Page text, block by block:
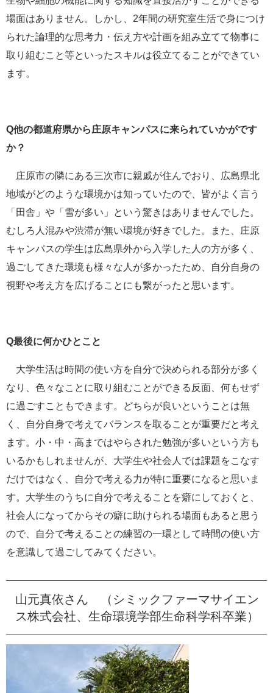
場面はありません。しかし、2年間の研究室生活で身につけ
られた論理的な思考力・伝え方や計画を組み立てて物事に
取り組むこと等といったスキルは役立てることができてい
ます。
Q他の都道府県から庄原キャンパスに来られていかがです
か？
庄原市の隣にある三次市に親戚が住んでおり、広島県北
地域がどのような環境かは知っていたので、皆がよく言う
「田舎」や「雪が多い」という驚きはありませんでした。
むしろ人混みや渋滞が無い環境が好きでした。また、庄原
キャンパスの学生は広島県外から入学した人の方が多く、
過ごしてきた環境も様々な人が多かったため、自分自身の
視野や考え方を広げることにも繋がったと思います。
Q最後に何かひとこと
大学生活は時間の使い方を自分で決められる部分が多く
なり、色々なことに取り組むことができる反面、何もせず
に過ごすこともできます。どちらが良いということは無
く、自分自身で考えてバランスを取ることが重要だと考え
ます。小・中・高まではやらされた勉強が多いという方も
いるかもしれませんが、大学生や社会人では課題をこなす
だけではなく、自分で考える力が特に重要になると思いま
す。大学生のうちに自分で考えることを癖にしておくと、
社会人になってからその癖に助けられる場面もあると思う
ので、自分で考えることの練習の一環として時間の使い方
を意識して過ごしてみてください。
山元真依さん （シミックファーマサイエン
ス株式会社、生命環境学部生命科学科卒業）